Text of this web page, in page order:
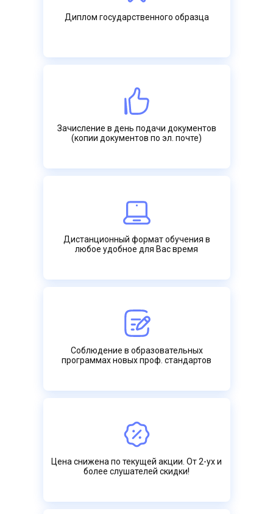
Диплом государственного образца
Зачисление в день подачи документов
(копии документов по эл. почте)
Дистанционный формат обучения в
любое удобное для Вас время
Соблюдение в образовательных
программах новых проф. стандартов
Цена снижена по текущей акции. От 2-ух и
более слушателей скидки!